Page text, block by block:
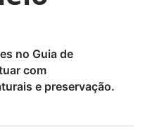
no Guia de
com
e preservação.